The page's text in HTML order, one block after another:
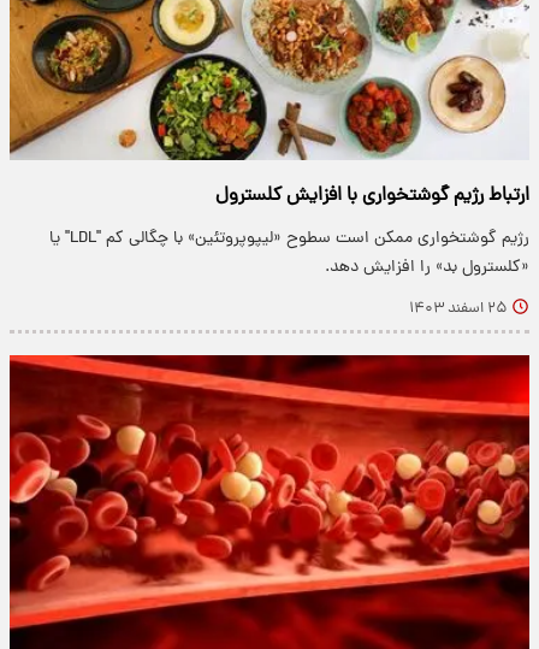
ارتباط رژیم گوشتخواری با افزایش کلسترول
رژیم گوشتخواری ممکن است سطوح «لیپوپروتئین» با چگالی کم "LDL" یا
«کلسترول بد» را افزایش دهد.
۲۵ اسفند ۱۴۰۳